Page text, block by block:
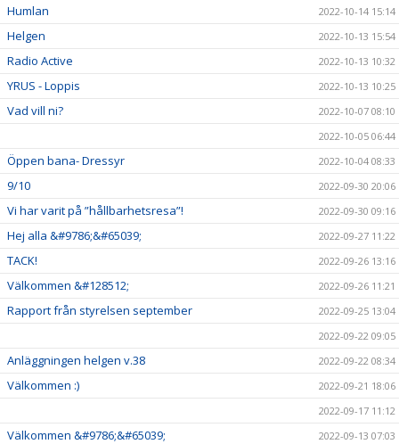
Humlan 2022-10-14 15:14
Helgen 2022-10-13 15:54
Radio Active 2022-10-13 10:32
YRUS - Loppis 2022-10-13 10:25
Vad vill ni?
2022-10-07 08:10
2022-10-05 06:44
Öppen bana- Dressyr 2022-10-04 08:33
9/10 2022-09-30 20:06
Vi har varit på ”hållbarhetsresa”! 2022-09-30 09:16
Hej alla &#9786;&#65039; 2022-09-27 11:22
TACK! 2022-09-26 13:16
Välkommen &#128512; 2022-09-26 11:21
Rapport från styrelsen september
2022-09-25 13:04
2022-09-22 09:05
Anläggningen helgen v.38 2022-09-22 08:34
Välkommen :)
2022-09-21 18:06
2022-09-17 11:12
Välkommen &#9786;&#65039; 2022-09-13 07:03